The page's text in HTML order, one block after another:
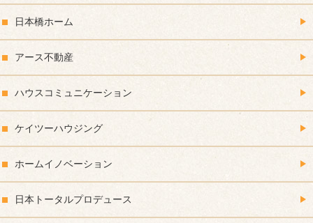
日本橋ホーム
アース不動産
ハウスコミュニケーション
ケイツーハウジング
ホームイノベーション
日本トータルプロデュース